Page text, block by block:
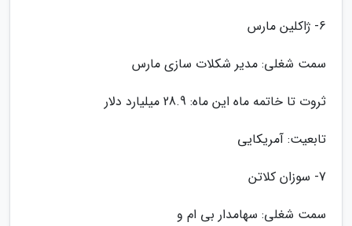
6- ژاکلین مارس
سمت شغلی: مدیر شکلات سازی مارس
ثروت تا خاتمه ماه این ماه: 28.9 میلیارد دلار
تابعیت: آمریکایی
7- سوزان کلاتن
سمت شغلی: سهامدار بی ام و